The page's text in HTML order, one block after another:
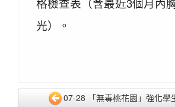
光）。
07-28 「無毒桃花園」強化學